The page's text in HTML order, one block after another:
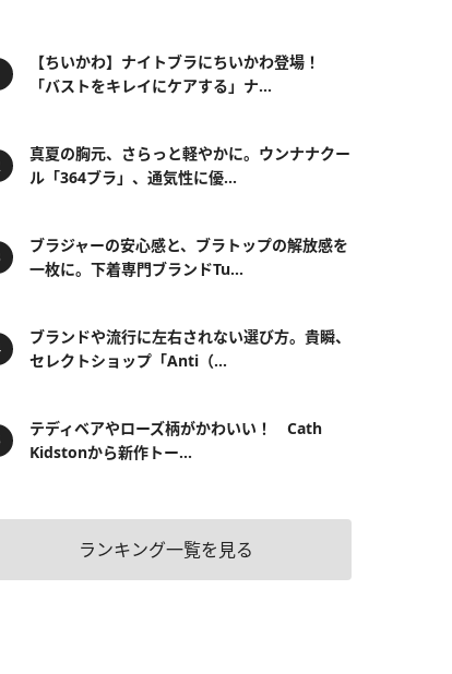
【ちいかわ】ナイトブラにちいかわ登場！
「バストをキレイにケアする」ナ...
真夏の胸元、さらっと軽やかに。ウンナナクー
ル「364ブラ」、通気性に優...
ブラジャーの安心感と、ブラトップの解放感を
一枚に。下着専門ブランドTu...
ブランドや流行に左右されない選び方。貴瞬、
セレクトショップ「Anti（...
テディベアやローズ柄がかわいい！ Cath
Kidstonから新作トー...
ランキング一覧を見る